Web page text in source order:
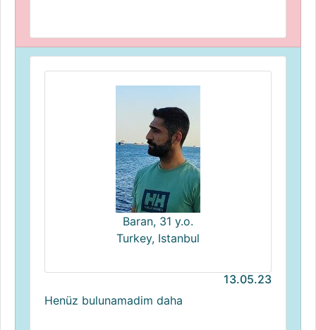
Baran, 31 y.o.
Turkey, Istanbul
13.05.23
Henüz bulunamadim daha